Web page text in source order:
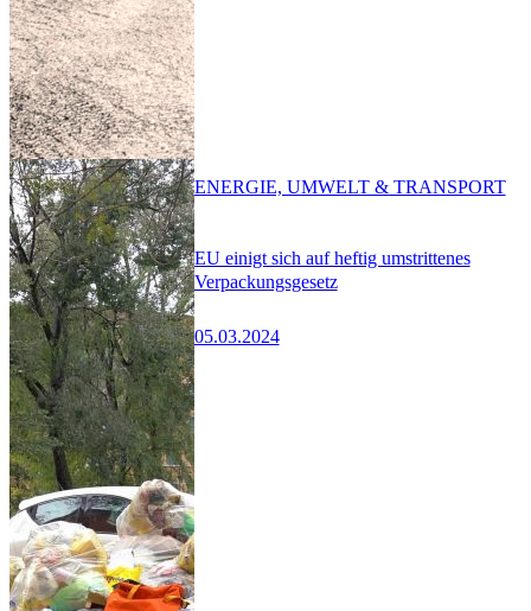
EU einigt sich auf heftig umstrittenes
Verpackungsgesetz
05.03.2024
ENERGIE, UMWELT & TRANSPORT